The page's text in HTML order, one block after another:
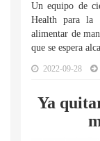
Un equipo de
Health para la
alimentar de
que se espera
2022-09-28
Ya